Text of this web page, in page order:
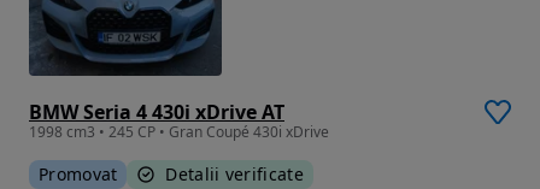
BMW Seria 4 430i xDrive AT
1998 cm3 • 245 CP • Gran Coupé 430i xDrive
Promovat Detalii verificate